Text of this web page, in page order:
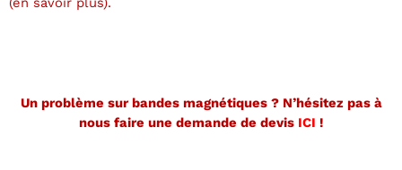
Un problème sur bandes magnétiques ? N’hésitez pas à
nous faire une demande de devis ICI !